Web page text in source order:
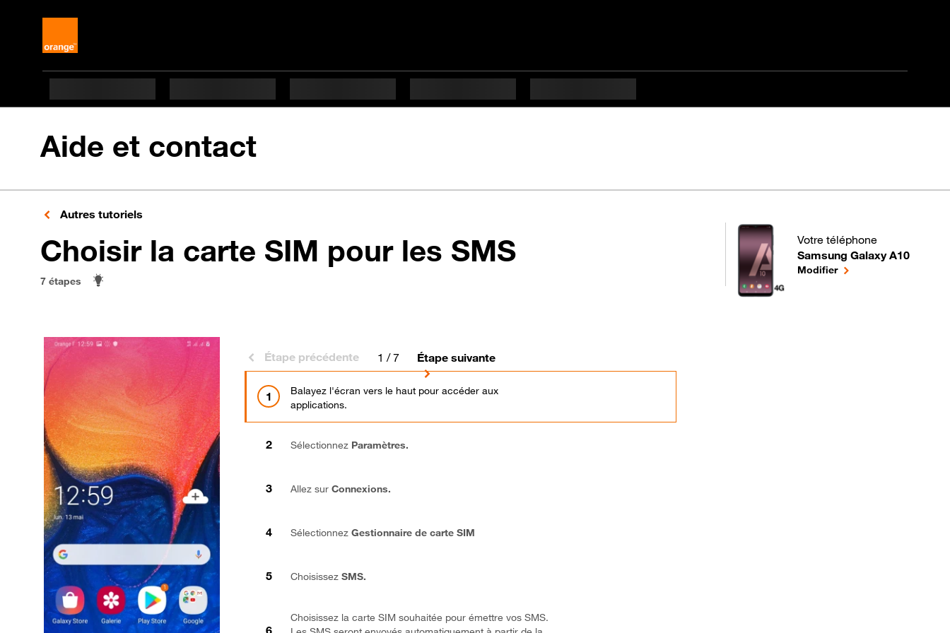
Aide et contact
Autres tutoriels
Choisir la carte SIM pour les SMSen 7 étapes difficulté
7 étapes
Votre téléphone
Samsung Galaxy A10
pour votre Samsung Galaxy
Modifierle téléphone
Étape précédente 1 / 7 Étape suivante
Balayez l'écran vers le haut pour accéder aux
applications.
Sélectionnez Paramètres.
Allez sur Connexions.
Sélectionnez Gestionnaire de carte SIM
Choisissez SMS.
Choisissez la carte SIM souhaitée pour émettre vos SMS.